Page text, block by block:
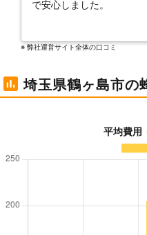
で安心しました。
※ 弊社運営サイト全体の⼝コミ
埼玉県鶴ヶ島市の
平均費用